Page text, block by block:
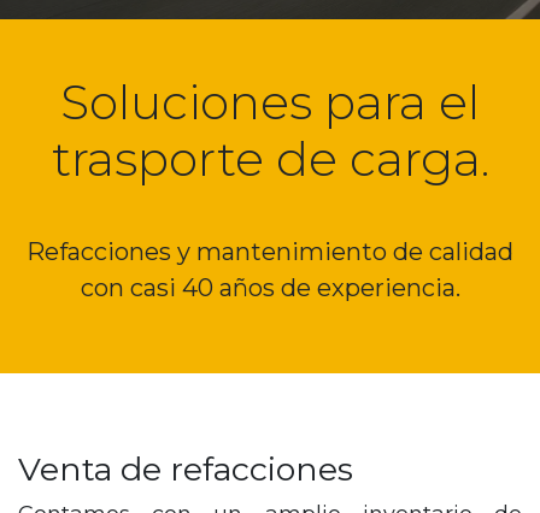
Soluciones para el
trasporte de carga.
Refacciones y mantenimiento de calidad
con casi 40 años de experiencia.
Venta de refacciones